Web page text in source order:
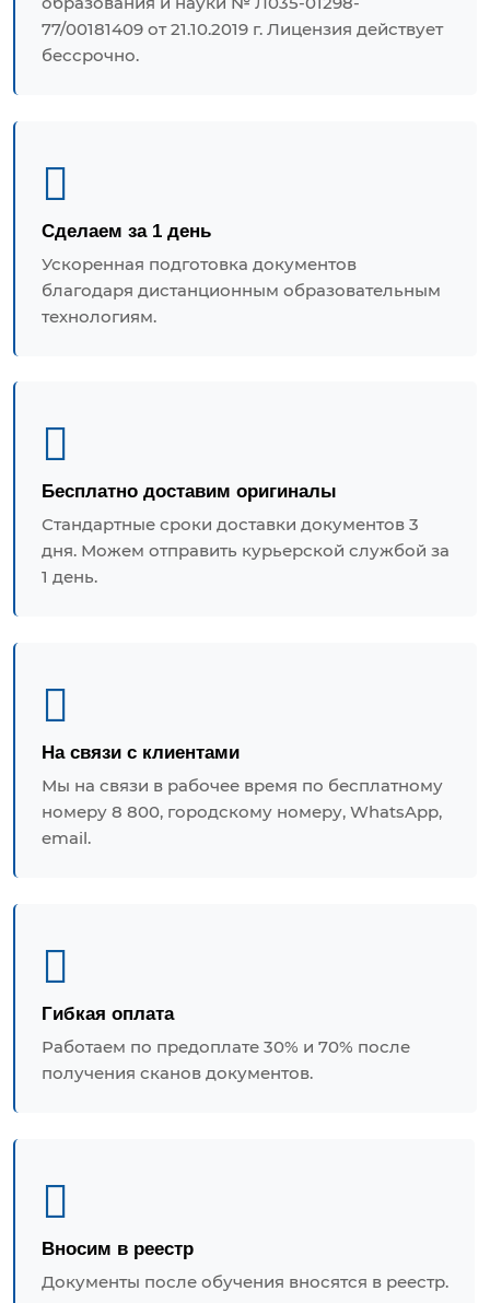
77/00181409 от 21.10.2019 г. Лицензия действует
бессрочно.
Сделаем за 1 день
Ускоренная подготовка документов
благодаря дистанционным образовательным
технологиям.
Бесплатно доставим оригиналы
Стандартные сроки доставки документов 3
дня. Можем отправить курьерской службой за
1 день.
На связи с клиентами
Мы на связи в рабочее время по бесплатному
номеру 8 800, городскому номеру, WhatsApp,
email.
Гибкая оплата
Работаем по предоплате 30% и 70% после
получения сканов документов.
Вносим в реестр
Документы после обучения вносятся в реестр.